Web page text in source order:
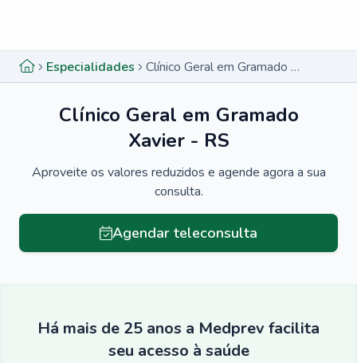
Especialidades Clínico Geral em Gramado Xavier - RS
Clínico Geral em Gramado
Xavier - RS
Aproveite os valores reduzidos e agende agora a sua
consulta.
Agendar teleconsulta
Há mais de 25 anos a Medprev facilita
seu acesso à saúde